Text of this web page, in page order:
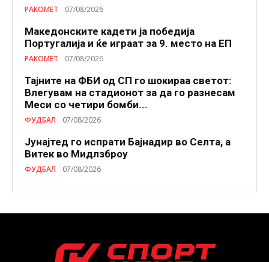
РАКОМЕТ 07/08/2026
Македонските кадети ја победија
Португалија и ќе играат за 9. место на ЕП
РАКОМЕТ 07/08/2026
Тајните на ФБИ од СП го шокираа светот:
Влегувам на стадионот за да го разнесам
Меси со четири бомби...
ФУДБАЛ 07/08/2026
Јунајтед го испрати Бајнадир во Селта, а
Витек во Мидлзброу
ФУДБАЛ 07/08/2026